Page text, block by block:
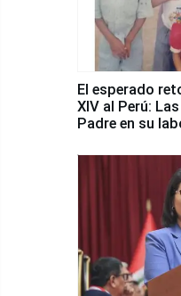
El esperado
XIV al Perú:
Padre en su